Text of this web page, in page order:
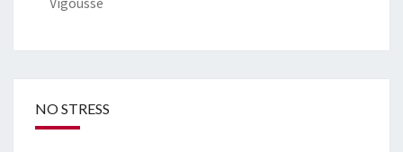
NO STRESS